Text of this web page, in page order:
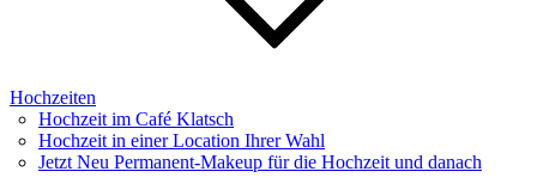
Hochzeiten
Hochzeit im Café Klatsch
Hochzeit in einer Location Ihrer Wahl
Jetzt Neu Permanent-Makeup für die Hochzeit und danach